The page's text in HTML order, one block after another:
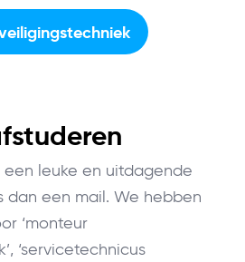
een leuke en uitdagende
dan een mail. We hebben
‘monteur
‘servicetechnicus